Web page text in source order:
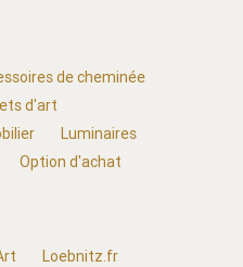
de cheminée
d'art
Luminaires
Option d'achat
Loebnitz.fr